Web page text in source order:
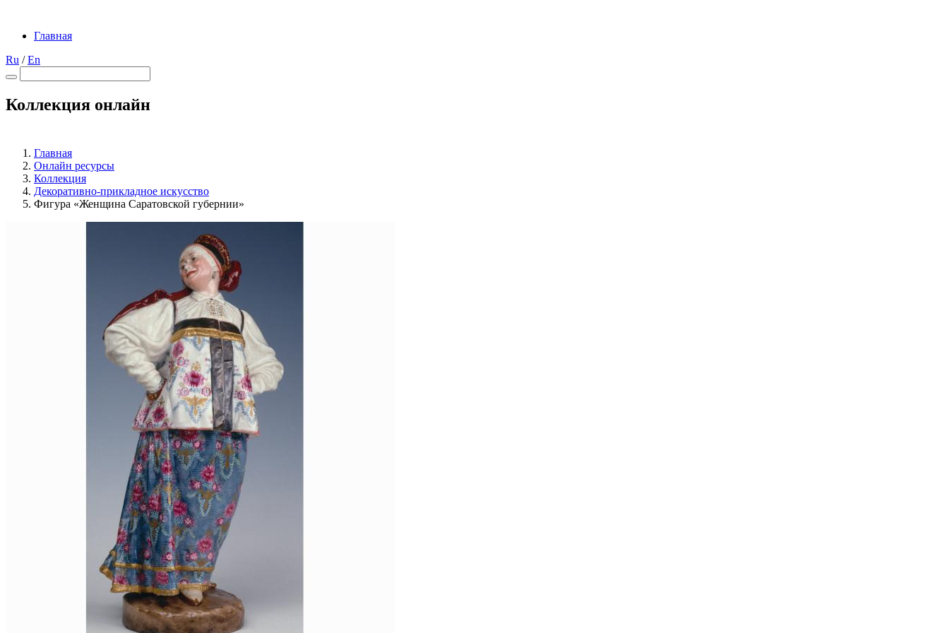
Главная
Ru /En
Коллекция онлайн
Главная
Онлайн ресурсы
Коллекция
Декоративно-прикладное искусство
Фигура «Женщина Саратовской губернии»